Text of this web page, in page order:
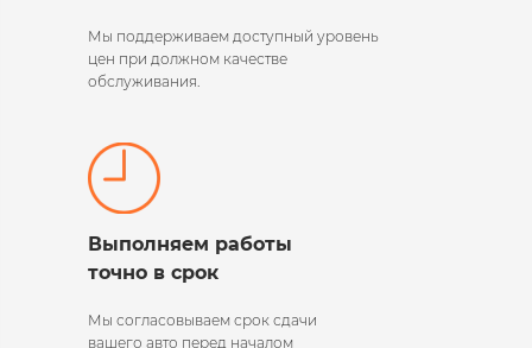
Выполняем работы
точно в срок
Мы согласовываем срок сдачи
вашего авто перед началом
Мы поддерживаем доступный уровень
цен при должном качестве
обслуживания.